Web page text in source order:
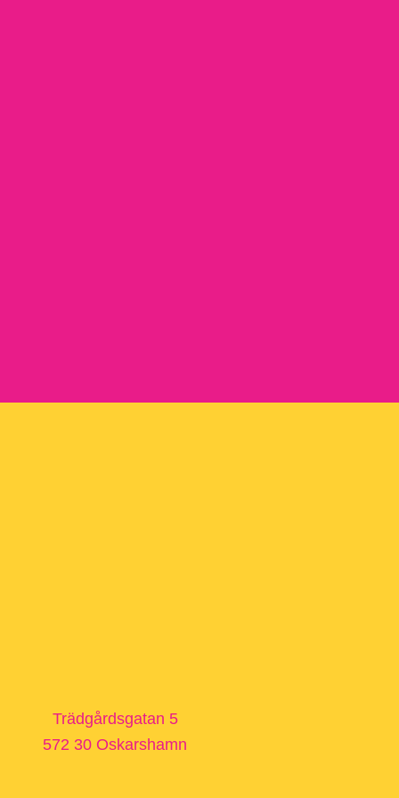
Trädgårdsgatan 5
572 30 Oskarshamn